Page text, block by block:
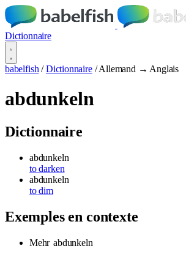
Dictionnaire
babelfish / Dictionnaire / Allemand → Anglais
abdunkeln
Dictionnaire
abdunkeln
to darken
abdunkeln
to dim
Exemples en contexte
Mehr abdunkeln